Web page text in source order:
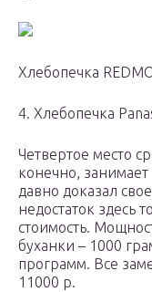
Хлебопечка
4. Хлебопечка
Четвертое место
конечно, занимает
давно доказал
недостаток здесь
стоимость.
буханки – 1000
программ. Все
11000 р.